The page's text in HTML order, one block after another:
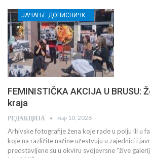
ЈАЧАЊЕ ДОПИСНИЧКЕ МРЕЖЕ НЕЗАВИСНИХ МЕДИЈА У РАСИНСКОМ ОКРУГУ
FEMINISTIČKA AKCIJA U BRUSU:
kraja
РЕДАКЦИЈА мар 10, 2026
Arhivske fotografije žena koje rade u polju ili u
koje na različite načine učestvuju u zajednici i
predstavljene su u okviru svojevrsne “žive